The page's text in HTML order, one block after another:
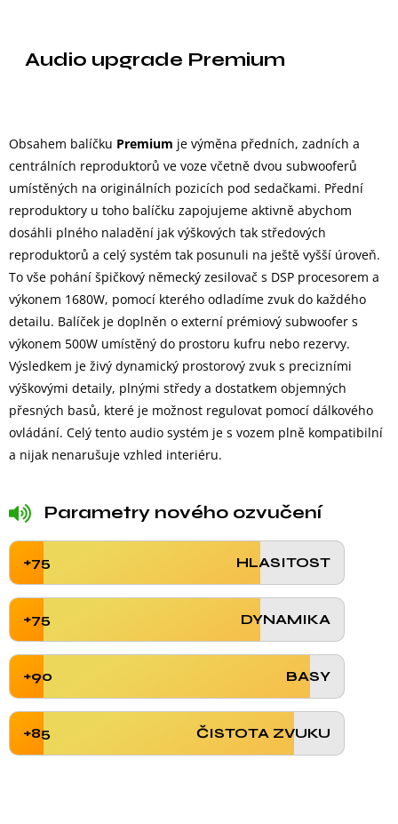
Audio upgrade Premium
Obsahem balíčku Premium je výměna předních, zadních a
centrálních reproduktorů ve voze včetně dvou subwooferů
umístěných na originálních pozicích pod sedačkami. Přední
reproduktory u toho balíčku zapojujeme aktivně abychom
dosáhli plného naladění jak výškových tak středových
reproduktorů a celý systém tak posunuli na ještě vyšší úroveň.
To vše pohání špičkový německý zesilovač s DSP procesorem a
výkonem 1680W, pomocí kterého odladíme zvuk do každého
detailu. Balíček je doplněn o externí prémiový subwoofer s
výkonem 500W umístěný do prostoru kufru nebo rezervy.
Výsledkem je živý dynamický prostorový zvuk s precizními
výškovými detaily, plnými středy a dostatkem objemných
přesných basů, které je možnost regulovat pomocí dálkového
ovládání. Celý tento audio systém je s vozem plně kompatibilní
a nijak nenarušuje vzhled interiéru.
Parametry nového ozvučení
HLASITOST
+75
DYNAMIKA
+75
BASY
+90
ČISTOTA ZVUKU
+85